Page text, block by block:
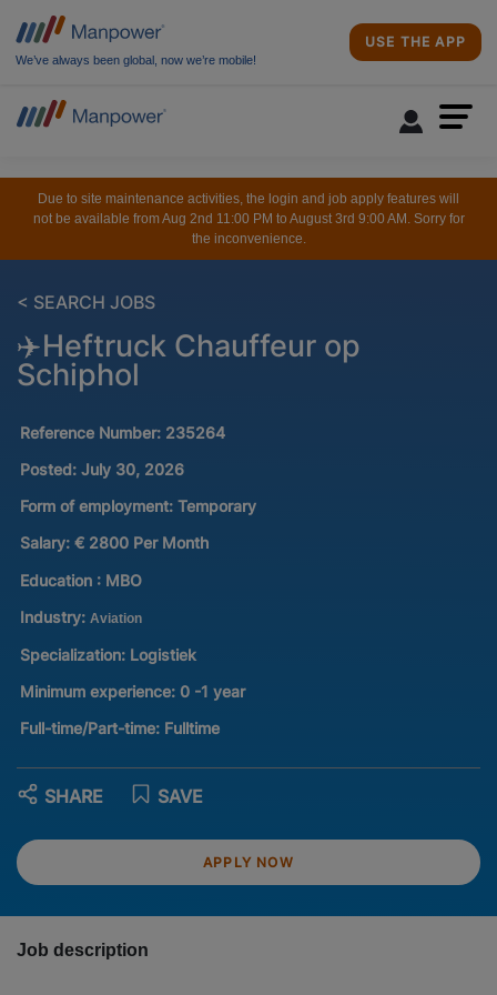
We’ve always been global, now we’re mobile!
USE THE APP
Due to site maintenance activities, the login and job apply features will
not be available from Aug 2nd 11:00 PM to August 3rd 9:00 AM. Sorry for
the inconvenience.
< SEARCH JOBS
✈️Heftruck Chauffeur op
Schiphol
Reference Number: 235264
Posted: July 30, 2026
Form of employment: Temporary
Salary: € 2800 Per Month
Education : MBO
Industry: Aviation
Specialization: Logistiek
Minimum experience: 0 -1 year
Full-time/Part-time: Fulltime
APPLY NOW
SAVE
SHARE
Job description